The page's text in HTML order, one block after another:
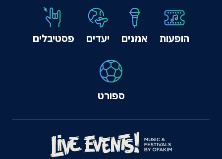
הופעות אמנים יעדים פסטיבלים
ספורט